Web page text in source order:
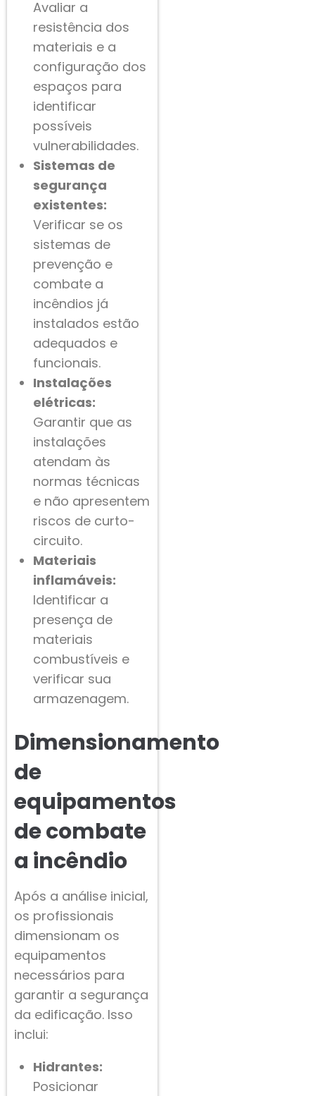
Avaliar a
resistência dos
materiais e a
configuração dos
espaços para
identificar
possíveis
vulnerabilidades.
Sistemas de
segurança
existentes:
Verificar se os
sistemas de
prevenção e
combate a
incêndios já
instalados estão
adequados e
funcionais.
Instalações
elétricas:
Garantir que as
instalações
atendam às
normas técnicas
e não apresentem
riscos de curto-
circuito.
Materiais
inflamáveis:
Identificar a
presença de
materiais
combustíveis e
verificar sua
armazenagem.
Dimensionamento
de
equipamentos
de combate
a incêndio
Após a análise inicial,
os profissionais
dimensionam os
equipamentos
necessários para
garantir a segurança
da edificação. Isso
inclui:
Hidrantes:
Posicionar